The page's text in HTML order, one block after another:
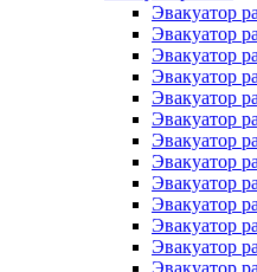
Эвакуатор
Эвакуатор
Эвакуатор
Эвакуатор
Эвакуатор
Эвакуатор
Эвакуатор
Эвакуатор
Эвакуатор
Эвакуатор
Эвакуатор
Эвакуатор